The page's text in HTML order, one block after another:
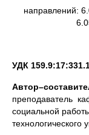
направлений:
УДК
преподаватель
социальной
технологического